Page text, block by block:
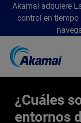
Akamai adquiere
control en tiempo
¿Cuáles
entornos